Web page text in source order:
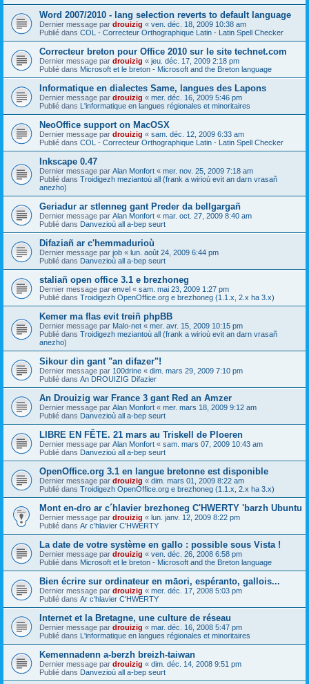
Word 2007/2010 - lang selection reverts to default language
Dernier message par drouizig « ven. déc. 18, 2009 10:38 am
Publié dans COL - Correcteur Orthographique Latin - Latin Spell Checker
Correcteur breton pour Office 2010 sur le site technet.com
Dernier message par drouizig « jeu. déc. 17, 2009 2:18 pm
Publié dans Microsoft et le breton - Microsoft and the Breton language
Informatique en dialectes Same, langues des Lapons
Dernier message par drouizig « mer. déc. 16, 2009 5:46 pm
Publié dans L'informatique en langues régionales et minoritaires
NeoOffice support on MacOSX
Dernier message par drouizig « sam. déc. 12, 2009 6:33 am
Publié dans COL - Correcteur Orthographique Latin - Latin Spell Checker
Inkscape 0.47
Dernier message par Alan Monfort « mer. nov. 25, 2009 7:18 am
Publié dans Troidigezh meziantoù all (frank a wirioù evit an darn vrasañ
anezho)
Geriadur ar stlenneg gant Preder da bellgargañ
Dernier message par Alan Monfort « mar. oct. 27, 2009 8:40 am
Publié dans Danvezioù all a-bep seurt
Difaziañ ar c'hemmadurioù
Dernier message par job « lun. août 24, 2009 6:44 pm
Publié dans Danvezioù all a-bep seurt
staliañ open office 3.1 e brezhoneg
Dernier message par envel « sam. mai 23, 2009 1:27 pm
Publié dans Troidigezh OpenOffice.org e brezhoneg (1.1.x, 2.x ha 3.x)
Kemer ma flas evit treiñ phpBB
Dernier message par Malo-net « mer. avr. 15, 2009 10:15 pm
Publié dans Troidigezh meziantoù all (frank a wirioù evit an darn vrasañ
anezho)
Sikour din gant "an difazer"!
Dernier message par 100drine « dim. mars 29, 2009 7:10 pm
Publié dans An DROUIZIG Difazier
An Drouizig war France 3 gant Red an Amzer
Dernier message par Alan Monfort « mer. mars 18, 2009 9:12 am
Publié dans Danvezioù all a-bep seurt
LIBRE EN FÊTE. 21 mars au Triskell de Ploeren
Dernier message par Alan Monfort « sam. mars 07, 2009 10:43 am
Publié dans Danvezioù all a-bep seurt
OpenOffice.org 3.1 en langue bretonne est disponible
Dernier message par drouizig « dim. mars 01, 2009 8:22 am
Publié dans Troidigezh OpenOffice.org e brezhoneg (1.1.x, 2.x ha 3.x)
Mont en-dro ar c´hlavier brezhoneg C'HWERTY 'barzh Ubuntu
Dernier message par drouizig « lun. janv. 12, 2009 8:22 pm
Publié dans Ar c'hlavier C'HWERTY
La date de votre système en gallo : possible sous Vista !
Dernier message par drouizig « ven. déc. 26, 2008 6:58 pm
Publié dans Microsoft et le breton - Microsoft and the Breton language
Bien écrire sur ordinateur en māori, espéranto, gallois...
Dernier message par drouizig « mer. déc. 17, 2008 5:03 pm
Publié dans Ar c'hlavier C'HWERTY
Internet et la Bretagne, une culture de réseau
Dernier message par drouizig « mar. déc. 16, 2008 5:47 pm
Publié dans L'informatique en langues régionales et minoritaires
Kemennadenn a-berzh breizh-taiwan
Dernier message par drouizig « dim. déc. 14, 2008 9:51 pm
Publié dans Danvezioù all a-bep seurt